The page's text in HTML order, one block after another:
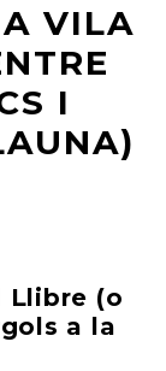
VILA
I
Llibre (o
a la